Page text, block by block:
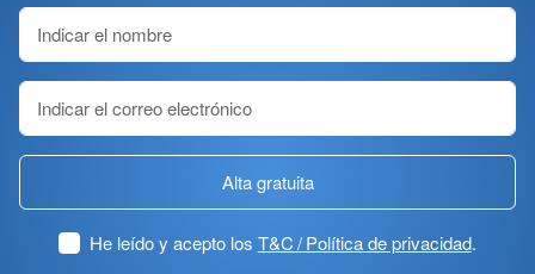
Alta gratuita
He leído y acepto los T&C / Política de privacidad.